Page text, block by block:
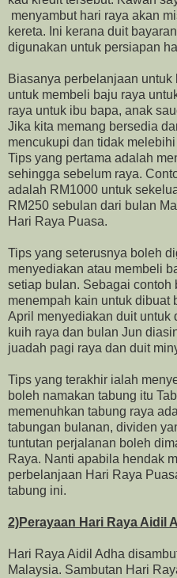
menyambut hari raya akan
kereta. Ini kerana duit
digunakan untuk persiapan
Biasanya perbelanjaan
untuk membeli baju raya
raya untuk ibu bapa, anak
Jika kita memang bersedia
mencukupi dan tidak
Tips yang pertama adalah
sehingga sebelum raya.
adalah RM1000 untuk
RM250 sebulan dari bulan
Hari Raya Puasa.
Tips yang seterusnya boleh
menyediakan atau membeli
setiap bulan. Sebagai contoh
menempah kain untuk dibuat
April menyediakan duit untuk
kuih raya dan bulan Jun
juadah pagi raya dan duit
Tips yang terakhir ialah
boleh namakan tabung itu
memenuhkan tabung raya
tabungan bulanan, dividen
tuntutan perjalanan boleh
Raya. Nanti apabila hendak
perbelanjaan Hari Raya
tabung ini.
2)Perayaan Hari Raya Aidil
Hari Raya Aidil Adha
Malaysia. Sambutan Hari